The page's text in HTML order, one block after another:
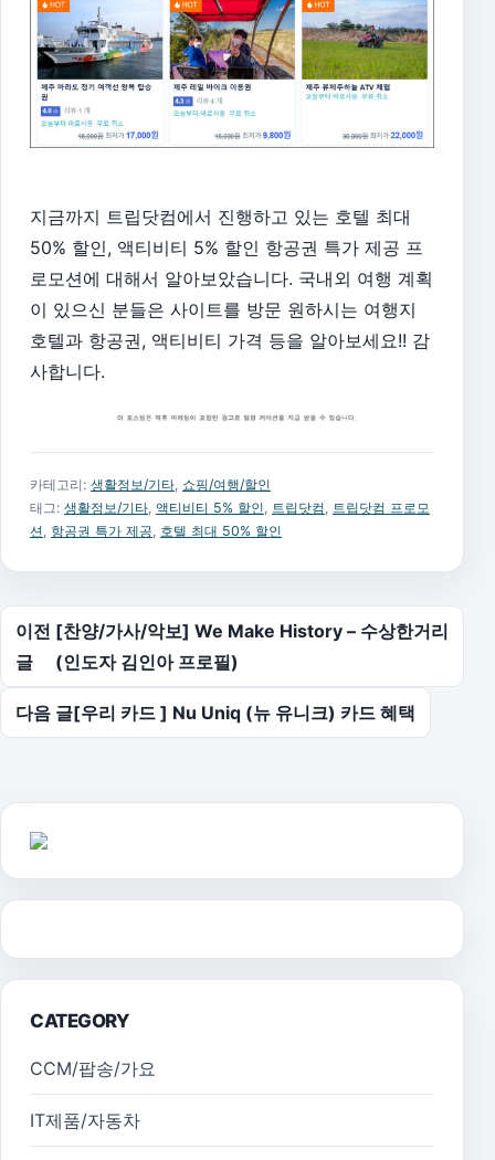
지금까지 트립닷컴에서 진행하고 있는 호텔 최대
50% 할인, 액티비티 5% 할인 항공권 특가 제공 프
로모션에 대해서 알아보았습니다. 국내외 여행 계획
이 있으신 분들은 사이트를 방문 원하시는 여행지
호텔과 항공권, 액티비티 가격 등을 알아보세요!! 감
사합니다.
카테고리: 생활정보/기타, 쇼핑/여행/할인
태그: 생활정보/기타, 액티비티 5% 할인, 트립닷컴, 트립닷컴 프로모
션, 항공권 특가 제공, 호텔 최대 50% 할인
글 탐색
이전
글
[찬양/가사/악보] We Make History – 수상한거리
(인도자 김인아 프로필)
다음 글[우리 카드 ] Nu Uniq (뉴 유니크) 카드 혜택
CATEGORY
CCM/팝송/가요
IT제품/자동차